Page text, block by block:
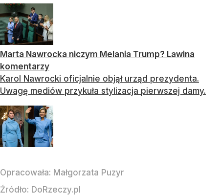
Marta Nawrocka niczym Melania Trump? Lawina
komentarzy
Karol Nawrocki oficjalnie objął urząd prezydenta.
Uwagę mediów przykuła stylizacja pierwszej damy.
Opracowała: Małgorzata Puzyr
Źródło: DoRzeczy.pl